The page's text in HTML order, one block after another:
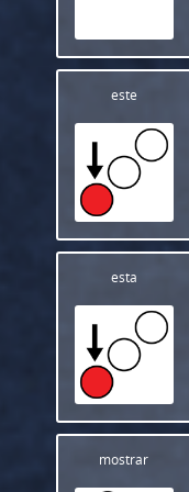
este
esta
mostrar